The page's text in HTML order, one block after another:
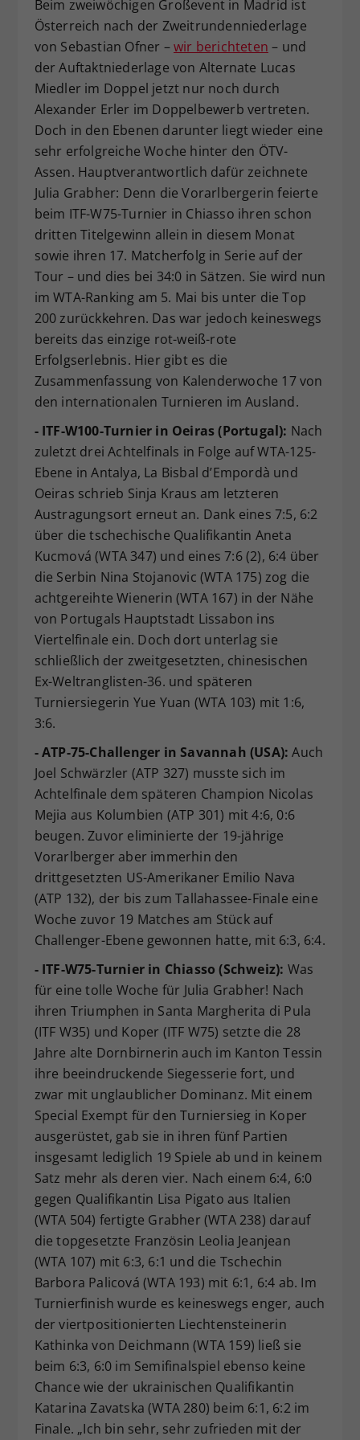
Beim zweiwöchigen Großevent in Madrid ist
Österreich nach der Zweitrundenniederlage
von Sebastian Ofner –wir berichteten – und
der Auftaktniederlage von Alternate Lucas
Miedler im Doppel jetzt nur noch durch
Alexander Erler im Doppelbewerb vertreten.
Doch in den Ebenen darunter liegt wieder eine
sehr erfolgreiche Woche hinter den ÖTV-
Assen. Hauptverantwortlich dafür zeichnete
Julia Grabher: Denn die Vorarlbergerin feierte
beim ITF-W75-Turnier in Chiasso ihren schon
dritten Titelgewinn allein in diesem Monat
sowie ihren 17. Matcherfolg in Serie auf der
Tour – und dies bei 34:0 in Sätzen. Sie wird nun
im WTA-Ranking am 5. Mai bis unter die Top
200 zurückkehren. Das war jedoch keineswegs
bereits das einzige rot-weiß-rote
Erfolgserlebnis. Hier gibt es die
Zusammenfassung von Kalenderwoche 17 von
den internationalen Turnieren im Ausland.
- ITF-W100-Turnier in Oeiras (Portugal): Nach
zuletzt drei Achtelfinals in Folge auf WTA-125-
Ebene in Antalya, La Bisbal d’Empordà und
Oeiras schrieb Sinja Kraus am letzteren
Austragungsort erneut an. Dank eines 7:5, 6:2
über die tschechische Qualifikantin Aneta
Kucmová (WTA 347) und eines 7:6 (2), 6:4 über
die Serbin Nina Stojanovic (WTA 175) zog die
achtgereihte Wienerin (WTA 167) in der Nähe
von Portugals Hauptstadt Lissabon ins
Viertelfinale ein. Doch dort unterlag sie
schließlich der zweitgesetzten, chinesischen
Ex-Weltranglisten-36. und späteren
Turniersiegerin Yue Yuan (WTA 103) mit 1:6,
3:6.
- ATP-75-Challenger in Savannah (USA): Auch
Joel Schwärzler (ATP 327) musste sich im
Achtelfinale dem späteren Champion Nicolas
Mejia aus Kolumbien (ATP 301) mit 4:6, 0:6
beugen. Zuvor eliminierte der 19-jährige
Vorarlberger aber immerhin den
drittgesetzten US-Amerikaner Emilio Nava
(ATP 132), der bis zum Tallahassee-Finale eine
Woche zuvor 19 Matches am Stück auf
Challenger-Ebene gewonnen hatte, mit 6:3, 6:4.
- ITF-W75-Turnier in Chiasso (Schweiz): Was
für eine tolle Woche für Julia Grabher! Nach
ihren Triumphen in Santa Margherita di Pula
(ITF W35) und Koper (ITF W75) setzte die 28
Jahre alte Dornbirnerin auch im Kanton Tessin
ihre beeindruckende Siegesserie fort, und
zwar mit unglaublicher Dominanz. Mit einem
Special Exempt für den Turniersieg in Koper
ausgerüstet, gab sie in ihren fünf Partien
insgesamt lediglich 19 Spiele ab und in keinem
Satz mehr als deren vier. Nach einem 6:4, 6:0
gegen Qualifikantin Lisa Pigato aus Italien
(WTA 504) fertigte Grabher (WTA 238) darauf
die topgesetzte Französin Leolia Jeanjean
(WTA 107) mit 6:3, 6:1 und die Tschechin
Barbora Palicová (WTA 193) mit 6:1, 6:4 ab. Im
Turnierfinish wurde es keineswegs enger, auch
der viertpositionierten Liechtensteinerin
Kathinka von Deichmann (WTA 159) ließ sie
beim 6:3, 6:0 im Semifinalspiel ebenso keine
Chance wie der ukrainischen Qualifikantin
Katarina Zavatska (WTA 280) beim 6:1, 6:2 im
Finale. „Ich bin sehr, sehr zufrieden mit der
Zweck
Dieser Wert speichert Ihre Consent-
Einstellungen. Unter anderem eine
zufällig generierte ID, für die
historische Speicherung Ihrer
vorgenommen Einstellungen, falls der
Webseiten-Betreiber dies eingestellt
hat.